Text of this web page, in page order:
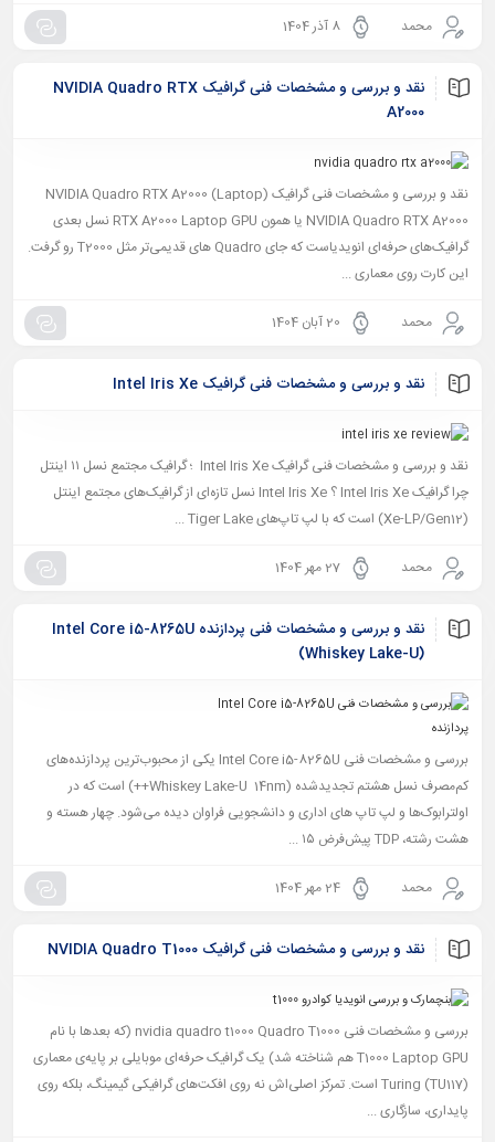
محمد 8 آذر 1404
نقد و بررسی و مشخصات فنی گرافیک NVIDIA Quadro RTX
A2000
نقد و بررسی و مشخصات فنی گرافیک NVIDIA Quadro RTX A2000 (Laptop)
NVIDIA Quadro RTX A2000 یا همون RTX A2000 Laptop GPU نسل بعدی
گرافیک‌های حرفه‌ای انویدیاست که جای Quadro های قدیمی‌تر مثل T2000 رو گرفت.
این کارت روی معماری ...
محمد 20 آبان 1404
نقد و بررسی و مشخصات فنی گرافیک Intel Iris Xe
نقد و بررسی و مشخصات فنی گرافیک Intel Iris Xe ؛ گرافیک مجتمع نسل ۱۱ اینتل
چرا گرافیک Intel Iris Xe ؟ Intel Iris Xe نسل تازه‌ای از گرافیک‌های مجتمع اینتل
(Xe-LP/Gen12) است که با لپ تاپ‌های Tiger Lake ...
محمد 27 مهر 1404
نقد و بررسی و مشخصات فنی پردازنده Intel Core i5-8265U
(Whiskey Lake-U)
بررسی و مشخصات فنی Intel Core i5-8265U یکی از محبوب‌ترین پردازنده‌های
کم‌مصرف نسل هشتم تجدیدشده (Whiskey Lake-U 14nm++) است که در
اولترابوک‌ها و لپ تاپ‌ های اداری و دانشجویی فراوان دیده می‌شود. چهار هسته و
هشت رشته، TDP پیش‌فرض ۱۵ ...
محمد 24 مهر 1404
نقد و بررسی و مشخصات فنی گرافیک NVIDIA Quadro T1000
بررسی و مشخصات فنی nvidia quadro t1000 Quadro T1000 (که بعدها با نام
T1000 Laptop GPU هم شناخته شد) یک گرافیک حرفه‌ای موبایلی بر پایه‌ی معماری
Turing (TU117) است. تمرکز اصلی‌اش نه روی افکت‌های گرافیکی گیمینگ، بلکه روی
پایداری، سازگاری ...